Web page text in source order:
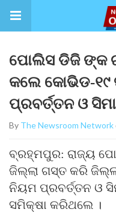
ପୋଲିସ ଡିଜି ଙ୍କ
କଲେ କୋଭିଡ-୧୯
ପ୍ରବର୍ତ୍ତନ ଓ
By The Newsroom Network
ବ୍ରହ୍ମପୁର: ରାଜ୍ୟ
ଜିଲ୍ଲା ଗସ୍ତ କରି
ନିୟମ ପ୍ରବର୍ତ୍ତନ ଓ
ସମିକ୍ଷା କରିଥଲେ ।